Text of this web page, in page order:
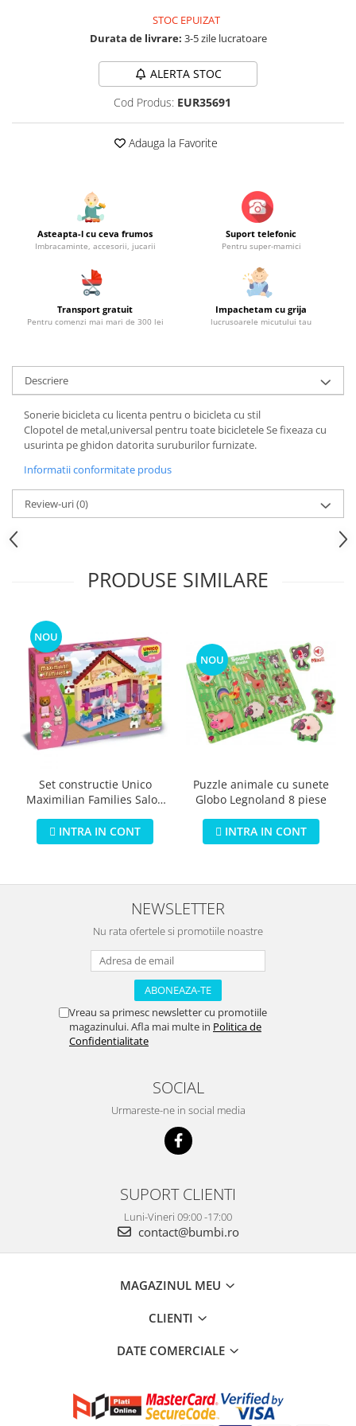
Kituri constructie si pictura
Masini, trenuri, avioane
Papusi si accesorii
Trenulete Electrice
Unico Plus
Biciclete fara pedale
STOC EPUIZAT
Durata de livrare: 3-5 zile lucratoare
ALERTA STOC
Cod Produs: EUR35691
Adauga la Favorite
Asteapta-l cu ceva frumos
Imbracaminte, accesorii, jucarii
Suport telefonic
Pentru super-mamici
Transport gratuit
Pentru comenzi mai mari de 300 lei
Impachetam cu grija
lucrusoarele micutului tau
Descriere
Sonerie bicicleta cu licenta pentru o bicicleta cu stil
Clopotel de metal,universal pentru toate bicicletele Se fixeaza cu
usurinta pe ghidon datorita suruburilor furnizate.
Informatii conformitate produs
Review-uri(0)
PRODUSE SIMILARE
NOU
Set constructie Unico
Maximilian Families Salon
INTRA IN CONT
NOU
Puzzle animale cu sunete
Globo Legnoland 8 piese
INTRA IN CONT
NEWSLETTER
Nu rata ofertele si promotiile noastre
Vreau sa primesc newsletter cu promotiile
magazinului. Afla mai multe in Politica de
Confidentialitate
SOCIAL
Urmareste-ne in social media
SUPORT CLIENTI
Luni-Vineri 09:00 -17:00
contact@bumbi.ro
MAGAZINUL MEU
CLIENTI
DATE COMERCIALE